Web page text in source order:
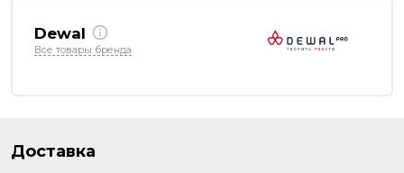
Dewal
Все товары бренда
Доставка